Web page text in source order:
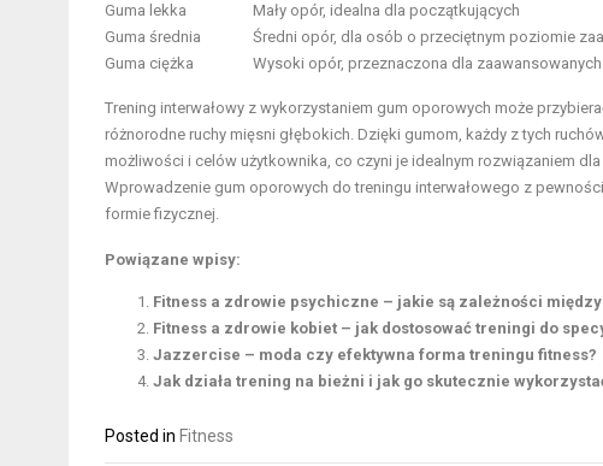
Guma lekka
Mały opór, idealna dla początkujących
Guma średnia
Średni opór, dla osób o przeciętnym poziomie
Guma ciężka
Wysoki opór, przeznaczona dla zaawansowanych
Trening interwałowy z wykorzystaniem gum oporowych może
różnorodne ruchy mięsni głębokich. Dzięki gumom, każdy z tych
możliwości i celów użytkownika, co czyni je idealnym rozwiązaniem
Wprowadzenie gum oporowych do treningu interwałowego z
formie fizycznej.
Powiązane wpisy:
Fitness a zdrowie psychiczne – jakie są zależności
Fitness a zdrowie kobiet – jak dostosować treningi do
Jazzercise – moda czy efektywna forma treningu fitness?
Jak działa trening na bieżni i jak go skutecznie
Posted in Fitness